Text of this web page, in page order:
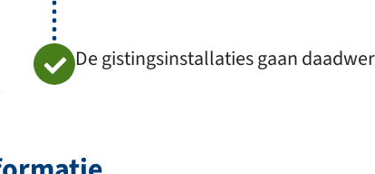
De gistingsinstallaties gaan